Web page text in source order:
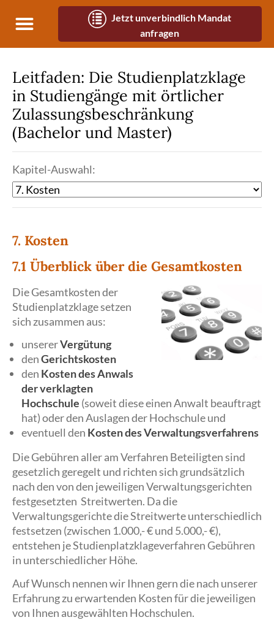
Jetzt unverbindlich Mandat
anfragen
Leitfaden: Die Studienplatzklage
in Studiengänge mit örtlicher
Zulassungsbeschränkung
(Bachelor und Master)
Kapitel-Auswahl:
7. Kosten
7.1 Überblick über die Gesamtkosten
Die Gesamtkosten der
Studienplatzklage setzen
sich zusammen aus:
unsererVergütung
denGerichtskosten
den Kosten des Anwals
der verklagten
Hochschule (soweit diese einen Anwalt beauftragt
hat) oder den Auslagen der Hochschule und
eventuell den Kosten des Verwaltungsverfahrens
Die Gebühren aller am Verfahren Beteiligten sind
gesetzlich geregelt und richten sich grundsätzlich
nach den von den jeweiligen Verwaltungsgerichten
festgesetzten Streitwerten. Da die
Verwaltungsgerichte die Streitwerte unterschiedlich
festsetzen (zwischen 1.000,- € und 5.000,- €),
entstehen je Studienplatzklageverfahren Gebühren
in unterschiedlicher Höhe.
Auf Wunsch nennen wir Ihnen gern die nach unserer
Erfahrung zu erwartenden Kosten für die jeweiligen
von Ihnen ausgewählten Hochschulen.
Cookie- und Dienste-Einstellungen